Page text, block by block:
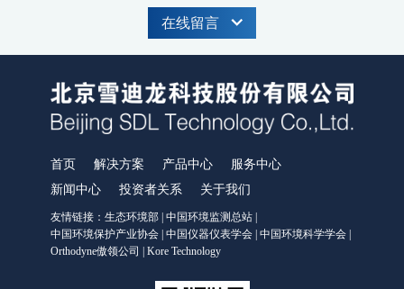
MODEL 9850-总氮水质在线自动监测仪
MODEL 2000-pH-水质在线自动监测仪
WQMS-900HM-水中多参数重金属（XRF）在线监测系统
智慧监测监管平台
大气污染防治决策支持平台
水污染防治决策支持平台
智能环境综合监控平台
区县智慧环保平台
园区安全环保应急一体化监管平台
在线留言
首页 解决方案 产品中心
服务中心
新闻中心
投资者关系 关于我们
友情链接： 生态环境部 | 中国环境监测总站 |
中国环境保护产业协会 | 中国仪器仪表学会 | 中国环境科学学会 |
Orthodyne傲领公司 | Kore Technology